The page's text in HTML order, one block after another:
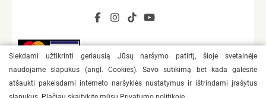
Siekdami užtikrinti geriausią Jūsų naršymo patirtį, šioje svetainėje
naudojame slapukus (angl. Cookies). Savo sutikimą bet kada galėsite
atšaukti pakeisdami interneto naršyklės nustatymus ir ištrindami įrašytus